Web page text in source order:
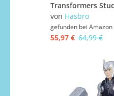
von Hasbro
gefunden bei Amazon
55,97 € 64,99 €